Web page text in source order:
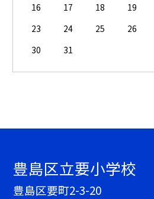
16
17 18 19
23
24 25 26
30
31
豊島区立要小学校
豊島区要町2-3-20